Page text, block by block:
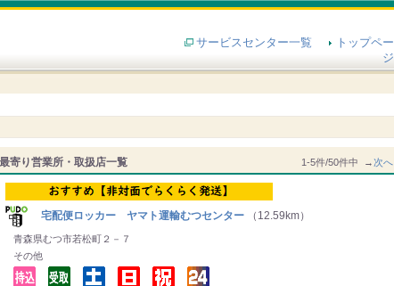
サービスセンター一覧
トップペー
ジ
最寄り営業所・取扱店一覧 1-5件/50件中 →次へ
宅配便ロッカー ヤマト運輸むつセンター （12.59km）
青森県むつ市若松町２－７
その他